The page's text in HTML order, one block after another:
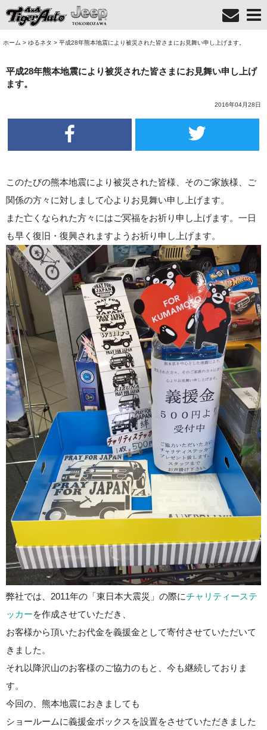
ホーム > ゆるネタ > 平成28年熊本地震により被災された皆さまにお見舞い申し上げます。
平成28年熊本地震により被災された皆さまにお見舞い申し上げ
ます。
2016年04月28日
このたびの熊本地震により被災された皆様、そのご家族様、ご
関係の方々に対しまして心よりお見舞い申し上げます。
また亡くなられた方々にはご冥福をお祈り申し上げます。一日
も早く復旧・復興されますようお祈り申し上げます。
弊社では、2011年の「東日本大震災」の際にチャリティーステ
ッカーを作成させていただき、
お客様から頂いたお代金を義援金として寄付させていただいて
きました。
それ以降沢山のお客様のご協力のもと、今も継続しておりま
す。
今回の、熊本地震におきましても
ショールームに義援金ボックスを設置をさせていただきました